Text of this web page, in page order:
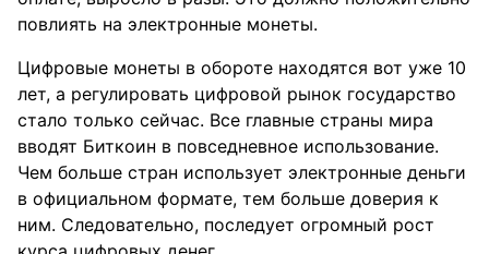
повлиять на электронные монеты.
Цифровые монеты в обороте находятся вот уже 10
лет, а регулировать цифровой рынок государство
стало только сейчас. Все главные страны мира
вводят Биткоин в повседневное использование.
Чем больше стран использует электронные деньги
в официальном формате, тем больше доверия к
ним. Следовательно, последует огромный рост